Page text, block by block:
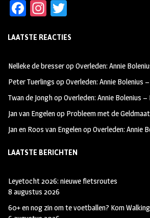
Fa
b
oo
k
In
ag
m
tt
LAATSTE REACTIES
Nelleke de bresseropOverleden: Annie
Peter Tuerlings opOverleden: Annie Bolenius
Twan de JonghopOverleden: Annie Bolenius –
Jan van Engelenop Probleem met de Geldmaat
Jan en Roos van EngelenopOverleden: Annie
LAATSTE BERICHTEN
Leyetocht 2026: nieuwe fietsroutes
8 augustus 2026
60+ en nog zin om te voetballen? Kom